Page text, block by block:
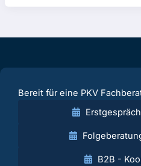
Bereit für eine PKV
B2B -